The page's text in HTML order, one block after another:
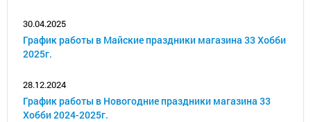
30.04.2025
График работы в Майские праздники магазина 33 Хобби
2025г.
28.12.2024
График работы в Новогодние праздники магазина 33
Хобби 2024-2025г.